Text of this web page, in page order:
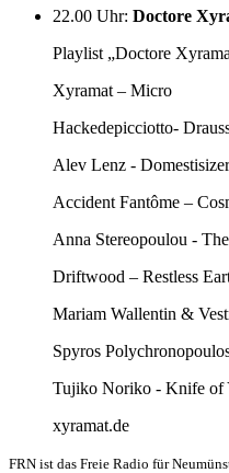
22.00 Uhr: Doctore
Playlist „Doctore
Xyramat – Micro
Hackedepicciotto-
Alev Lenz -
Accident Fantôme –
Anna Stereopoulou -
Driftwood – Restless
Mariam Wallentin &
Spyros
Tujiko Noriko - Knife of
xyramat.de
FRN ist das Freie Radio für